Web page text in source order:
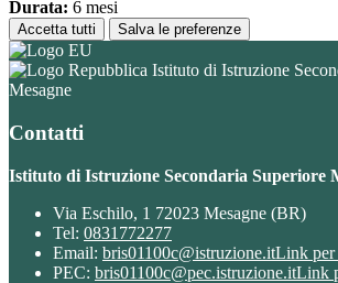
Durata: 6 mesi
Accetta tutti Salva le preferenze
Istituto di Istruzione
Mesagne
Contatti
Istituto di Istruzione Secondaria Superiore
Via Eschilo, 1 72023 Mesagne (BR)
Tel: 0831772277
Email: bris01100c@istruzione.itLink per
PEC: bris01100c@pec.istruzione.itLink